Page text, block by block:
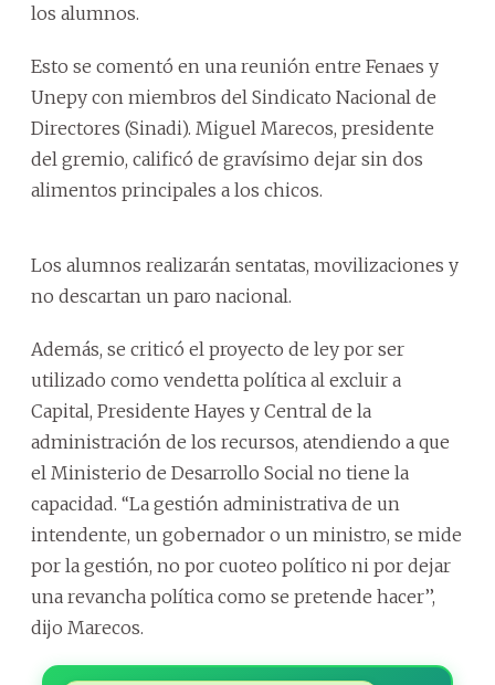
los alumnos.
Esto se comentó en una reunión entre Fenaes y
Unepy con miembros del Sindicato Nacional de
Directores (Sinadi). Miguel Marecos, presidente
del gremio, calificó de gravísimo dejar sin dos
alimentos principales a los chicos.
Los alumnos realizarán sentatas, movilizaciones y
no descartan un paro nacional.
Además, se criticó el proyecto de ley por ser
utilizado como vendetta política al excluir a
Capital, Presidente Hayes y Central de la
administración de los recursos, atendiendo a que
el Ministerio de Desarrollo Social no tiene la
capacidad. ‘‘La gestión administrativa de un
intendente, un gobernador o un ministro, se mide
por la gestión, no por cuoteo político ni por dejar
una revancha política como se pretende hacer’’,
dijo Marecos.